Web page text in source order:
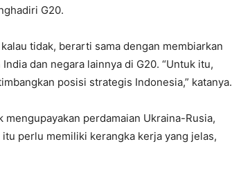
G20.
tidak, berarti sama dengan membiarkan
dan negara lainnya di G20. “Untuk itu,
posisi strategis Indonesia,” katanya.
perdamaian Ukraina-Rusia,
perlu memiliki kerangka kerja yang jelas,